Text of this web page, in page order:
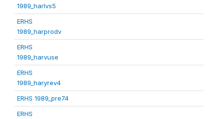
1989_harlvs5
ERHS
1989_harprodv
ERHS
1989_harvuse
ERHS
1989_haryrev4
ERHS 1989_pre74
ERHS